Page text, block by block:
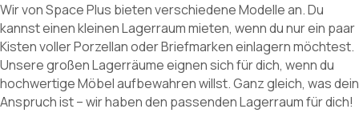
Wir von Space Plus bieten verschiedene Modelle an. Du
kannst einen kleinen Lagerraum mieten, wenn du nur ein paar
Kisten voller Porzellan oder Briefmarken einlagern möchtest.
Unsere großen Lagerräume eignen sich für dich, wenn du
hochwertige Möbel aufbewahren willst. Ganz gleich, was dein
Anspruch ist – wir haben den passenden Lagerraum für dich!